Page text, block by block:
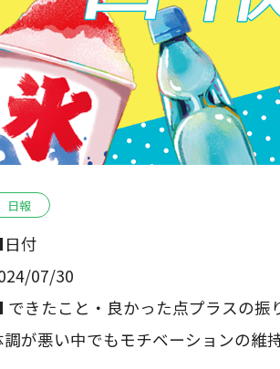
日報
付
07/30
きたこと・良かった点プラスの振
調が悪い中でもモチベーションの維